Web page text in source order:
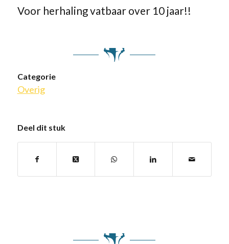
Voor herhaling vatbaar over 10 jaar!!
Categorie
Overig
Deel dit stuk